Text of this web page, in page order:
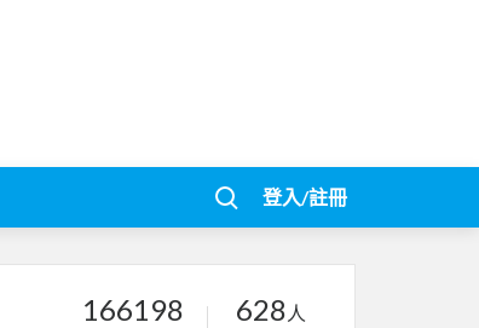
登入/註冊
166198 628 人